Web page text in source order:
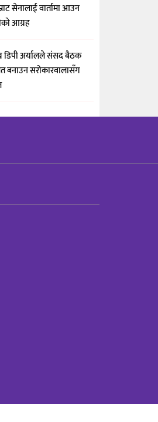
सेनालाई वार्तामा आउन
आग्रह
अर्यालले संसद बैठक
बनाउन सरोकारवालासँग